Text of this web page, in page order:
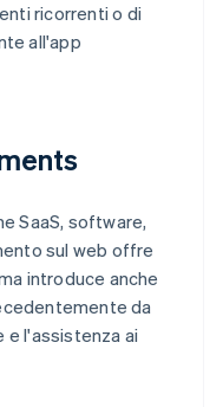
ricorrenti o di
all'app
SaaS, software,
sul web offre
introduce anche
da
e l'assistenza ai